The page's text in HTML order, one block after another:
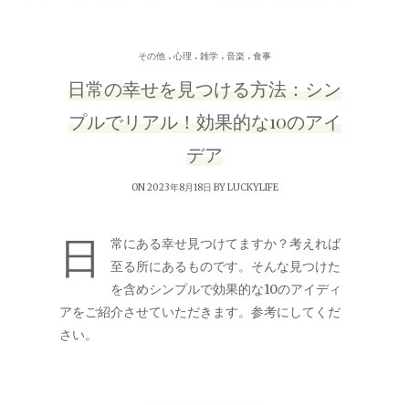
その他 . 心理 . 雑学 . 音楽 . 食事
日常の幸せを見つける方法：シン
プルでリアル！効果的な10のアイ
デア
ON 2023年8月18日 BYLUCKYLIFE
日
常にある幸せ見つけてますか？考えれば
至る所にあるものです。そんな見つけた
を含めシンプルで効果的な10のアイディ
アをご紹介させていただきます。参考にしてくだ
さい。